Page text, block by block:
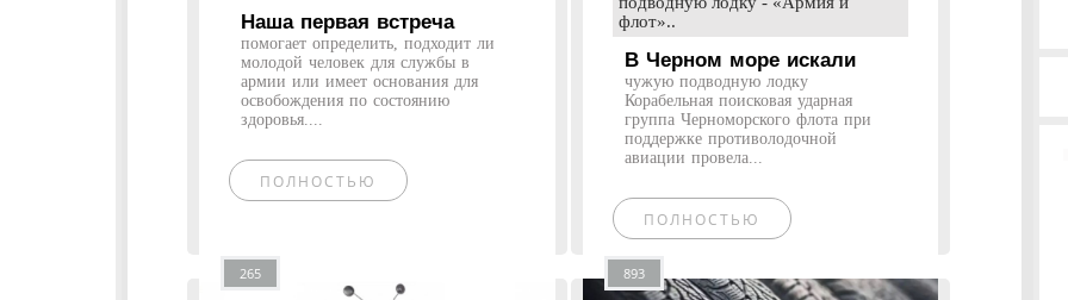
Наша первая встреча
помогает определить, подходит ли
молодой человек для службы в
армии или имеет основания для
освобождения по состоянию
здоровья....
ПОЛНОСТЬЮ
флот»..
В Черном море искали
чужую подводную лодку
Корабельная поисковая ударная
группа Черноморского флота при
поддержке противолодочной
авиации провела...
ПОЛНОСТЬЮ
265 893